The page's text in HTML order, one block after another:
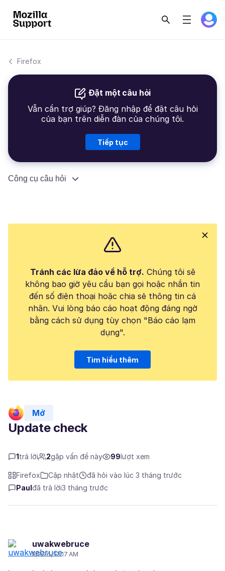
Firefox
Đặt một câu hỏi
Vẫn cần trợ giúp? Đăng nhập để đặt câu hỏi
của bạn trên diễn đàn của chúng tôi.
Tiếp tục
Công cụ câu hỏi
Tránh các lừa đảo về hỗ trợ. Chúng tôi sẽ
không bao giờ yêu cầu bạn gọi hoặc nhắn tin
đến số điện thoại hoặc chia sẻ thông tin cá
nhân. Vui lòng báo cáo hoạt động đáng ngờ
bằng cách sử dụng tùy chọn "Báo cáo lạm
dụng".
Tìm hiểu thêm
Mở
Update check
1trả lời 2gặp vấn đề này 99lượt xem
Firefox Cập nhật
đã hỏi vào lúc 3 tháng trước
Paulđã trả lời3 tháng trước
uwakwebruce
5/2/26, 12:17 AM